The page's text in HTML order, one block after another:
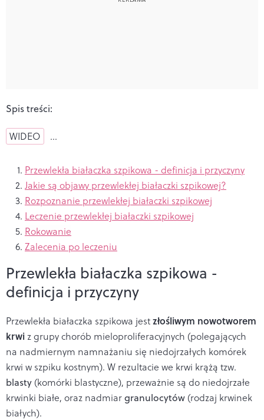
Spis treści:
WIDEO …
Przewlekła białaczka szpikowa - definicja i przyczyny
Jakie są objawy przewlekłej białaczki szpikowej?
Rozpoznanie przewlekłej białaczki szpikowej
Leczenie przewlekłej białaczki szpikowej
Rokowanie
Zalecenia po leczeniu
Przewlekła białaczka szpikowa -
definicja i przyczyny
Przewlekła białaczka szpikowa jestzłośliwym nowotworem
krwiz grupy chorób mieloproliferacyjnych (polegających
na nadmiernym namnażaniu się niedojrzałych komórek
krwi w szpiku kostnym). W rezultacie we krwi krążą tzw.
blasty (komórki blastyczne), przeważnie są do niedojrzałe
krwinki białe, oraz nadmiargranulocytów (rodzaj krwinek
białych).